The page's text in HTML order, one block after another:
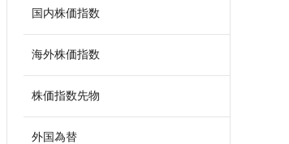
国内株価指数
海外株価指数
株価指数先物
外国為替